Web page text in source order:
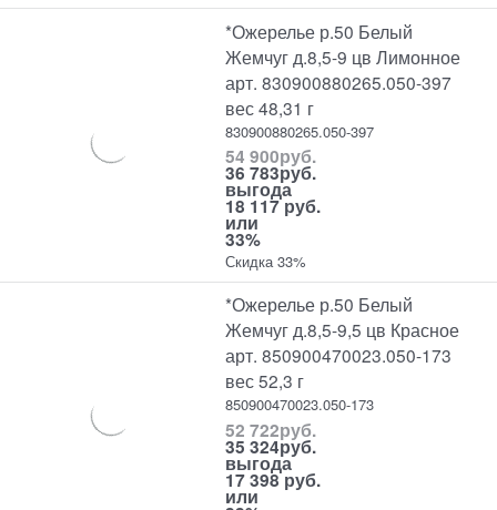
*Ожерелье р.50 Белый
Жемчуг д.8,5-9 цв Лимонное
арт. 830900880265.050-397
вес 48,31 г
830900880265.050-397
54 900руб.
36 783руб.
выгода
18 117 руб.
или
33%
Скидка 33%
*Ожерелье р.50 Белый
Жемчуг д.8,5-9,5 цв Красное
арт. 850900470023.050-173
вес 52,3 г
850900470023.050-173
52 722руб.
35 324руб.
выгода
17 398 руб.
или